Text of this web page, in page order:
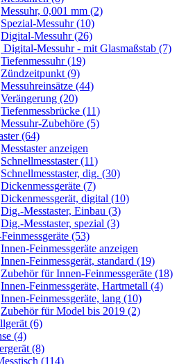
Messuhr, 0,001 mm (2)
Spezial-Messuhr (10)
Digital-Messuhr (26)
Digital-Messuhr - mit Glasmaßstab (7)
Tiefenmessuhr (19)
Zündzeitpunkt (9)
Messuhreinsätze (44)
Verängerung (20)
Tiefenmessbrücke (11)
Messuhr-Zubehöre (5)
(64)
Messtaster anzeigen
Schnellmesstaster (11)
Schnellmesstaster, dig. (30)
Dickenmessgeräte (7)
Dickenmessgerät, digital (10)
Dig.-Messtaster, Einbau (3)
Dig.-Messtaster, spezial (3)
(53)
Innen-Feinmessgeräte anzeigen
Innen-Feinmessgerät, standard (19)
Zubehör für Innen-Feinmessgeräte (18)
Innen-Feinmessgeräte, Hartmetall (4)
Innen-Feinmessgeräte, lang (10)
Zubehör für Model bis 2019 (2)
(6)
(4)
(8)
(114)